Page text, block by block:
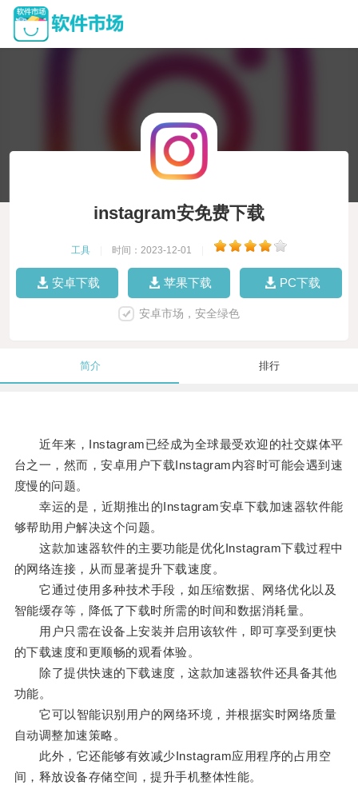
instagram安免费下载
工具 时间：2023-12-01
安卓下载 苹果下载 PC下载
安卓市场，安全绿色
简介 排行
近年来，Instagram已经成为全球最受欢迎的社交媒体平
台之一，然而，安卓用户下载Instagram内容时可能会遇到速
度慢的问题。
幸运的是，近期推出的Instagram安卓下载加速器软件能
够帮助用户解决这个问题。
这款加速器软件的主要功能是优化Instagram下载过程中
的网络连接，从而显著提升下载速度。
它通过使用多种技术手段，如压缩数据、网络优化以及
智能缓存等，降低了下载时所需的时间和数据消耗量。
用户只需在设备上安装并启用该软件，即可享受到更快
的下载速度和更顺畅的观看体验。
除了提供快速的下载速度，这款加速器软件还具备其他
功能。
它可以智能识别用户的网络环境，并根据实时网络质量
自动调整加速策略。
此外，它还能够有效减少Instagram应用程序的占用空
间，释放设备存储空间，提升手机整体性能。